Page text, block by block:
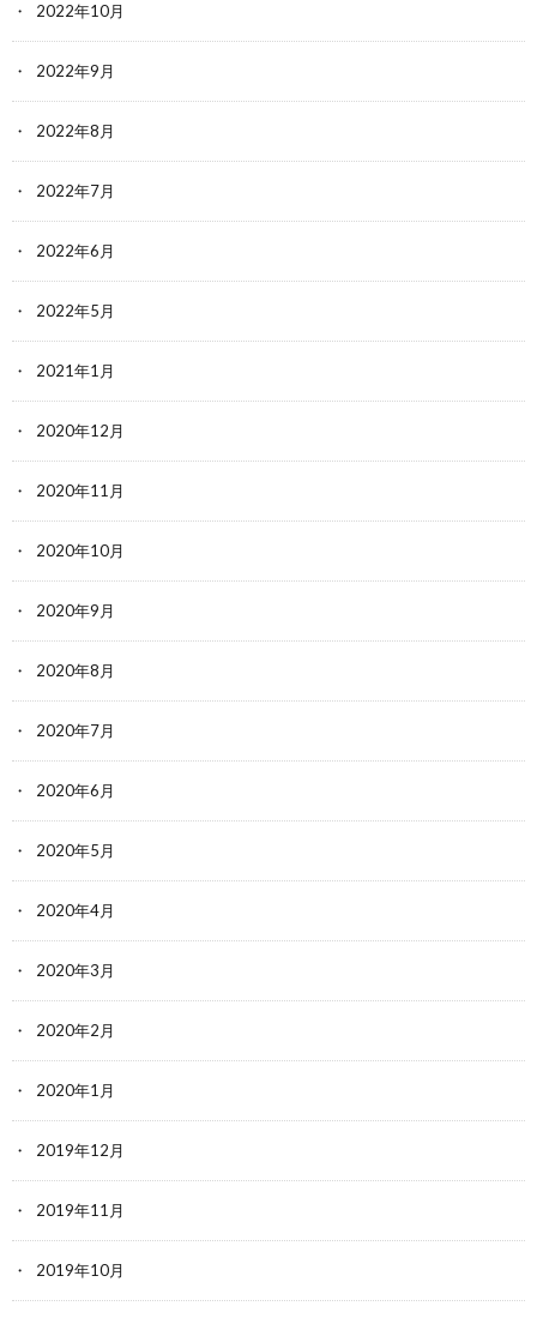
2022年10月
2022年9月
2022年8月
2022年7月
2022年6月
2022年5月
2021年1月
2020年12月
2020年11月
2020年10月
2020年9月
2020年8月
2020年7月
2020年6月
2020年5月
2020年4月
2020年3月
2020年2月
2020年1月
2019年12月
2019年11月
2019年10月